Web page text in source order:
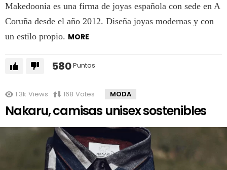
Makedoonia es una firma de joyas española con sede en A
Coruña desde el año 2012. Diseña joyas modernas y con
un estilo propio. MORE
580Puntos
1.3k Views 168 Votes MODA
Nakaru, camisas unisex sostenibles